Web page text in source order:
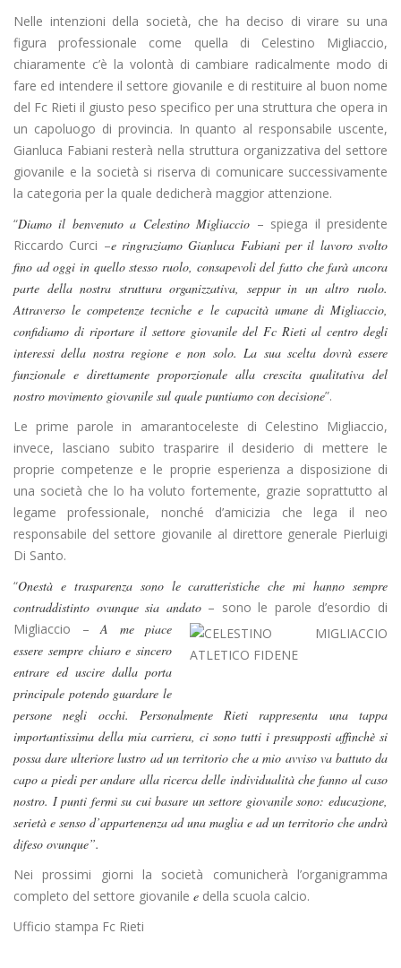
Nelle intenzioni della società, che ha deciso di virare su una
figura professionale come quella di Celestino Migliaccio,
chiaramente c’è la volontà di cambiare radicalmente modo di
fare ed intendere il settore giovanile e di restituire al buon nome
del Fc Rieti il giusto peso specifico per una struttura che opera in
un capoluogo di provincia. In quanto al responsabile uscente,
Gianluca Fabiani resterà nella struttura organizzativa del settore
giovanile e la società si riserva di comunicare successivamente
la categoria per la quale dedicherà maggior attenzione.
“Diamo il benvenuto a Celestino Migliaccio – spiega il presidente
Riccardo Curci –e ringraziamo Gianluca Fabiani per il lavoro svolto
fino ad oggi in quello stesso ruolo, consapevoli del fatto che farà ancora
parte della nostra struttura organizzativa, seppur in un altro ruolo.
Attraverso le competenze tecniche e le capacità umane di Migliaccio,
confidiamo di riportare il settore giovanile del Fc Rieti al centro degli
interessi della nostra regione e non solo. La sua scelta dovrà essere
funzionale e direttamente proporzionale alla crescita qualitativa del
nostro movimento giovanile sul quale puntiamo con decisione”.
Le prime parole in amarantoceleste di Celestino Migliaccio,
invece, lasciano subito trasparire il desiderio di mettere le
proprie competenze e le proprie esperienza a disposizione di
una società che lo ha voluto fortemente, grazie soprattutto al
legame professionale, nonché d’amicizia che lega il neo
responsabile del settore giovanile al direttore generale Pierluigi
Di Santo.
“Onestà e trasparenza sono le caratteristiche che mi hanno sempre
contraddistinto ovunque sia andato– sonole parole d’esordio di
Migliaccio – A me piace
essere sempre chiaro e sincero
entrare ed uscire dalla porta
principale potendo guardare le
persone negli occhi. Personalmente Rieti rappresenta una tappa
importantissima della mia carriera, ci sono tutti i presupposti affinchè si
possa dare ulteriore lustro ad un territorio che a mio avviso va battuto da
capo a piedi per andare alla ricerca delle individualità che fanno al caso
nostro. I punti fermi su cui basare un settore giovanile sono: educazione,
serietà e senso d’appartenenza ad una maglia e ad un territorio che andrà
difeso ovunque”.
Nei prossimi giorni la società comunicherà l’organigramma
completo del settore giovanile e della scuola calcio.
Ufficio stampa Fc Rieti